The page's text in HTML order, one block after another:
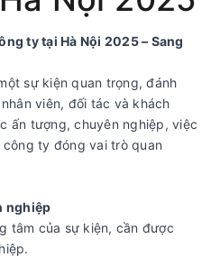
ty tại Hà Nội 2025 – Sang
sự kiện quan trọng, đánh
viên, đối tác và khách
ấn tượng, chuyên nghiệp, việc
ty đóng vai trò quan
nghiệp
tâm của sự kiện, cần được